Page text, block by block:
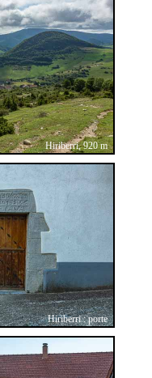
Hiriberri, 920 m
Hiriberri : porte